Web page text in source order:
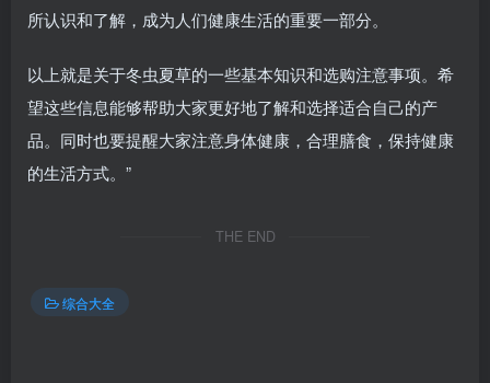
所认识和了解，成为人们健康生活的重要一部分。
以上就是关于冬虫夏草的一些基本知识和选购注意事项。希
望这些信息能够帮助大家更好地了解和选择适合自己的产
品。同时也要提醒大家注意身体健康，合理膳食，保持健康
的生活方式。”
THE END
综合大全